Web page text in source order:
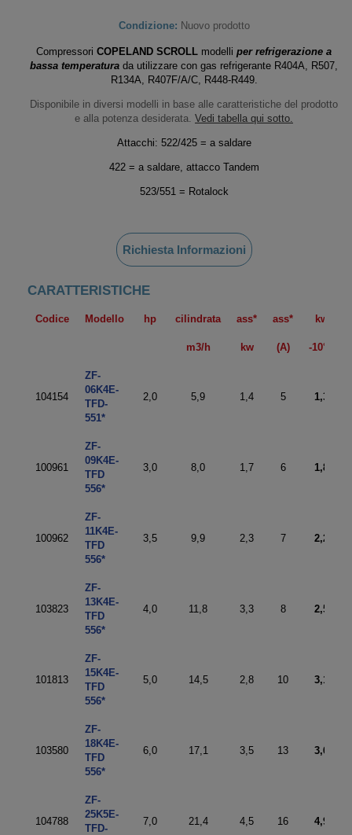
Condizione: Nuovo prodotto
Compressori COPELAND SCROLL modelli per refrigerazione a
bassa temperatura da utilizzare con gas refrigerante R404A, R507,
R134A, R407F/A/C, R448-R449.
Disponibile in diversi modelli in base alle caratteristiche del prodotto
e alla potenza desiderata. Vedi tabella qui sotto.
Attacchi: 522/425 = a saldare
422 = a saldare, attacco Tandem
523/551 = Rotalock
Richiesta Informazioni
CARATTERISTICHE
Codice Modello hp cilindrata ass* ass* kw
m3/h kw (A) -10°C
104154
ZF-
06K4E-
TFD-
551*
2,0 5,9 1,4 5 1,3
100961
ZF-
09K4E-
TFD
556*
3,0 8,0 1,7 6 1,8
100962
ZF-
11K4E-
TFD
556*
3,5 9,9 2,3 7 2,2
103823
ZF-
13K4E-
TFD
556*
4,0 11,8 3,3 8 2,5
101813
ZF-
15K4E-
TFD
556*
5,0 14,5 2,8 10 3,1
103580
ZF-
18K4E-
TFD
556*
6,0 17,1 3,5 13 3,6
104788
ZF-
25K5E-
TFD-
7,0 21,4 4,5 16 4,9